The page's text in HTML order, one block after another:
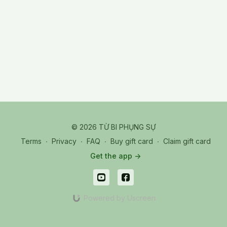
© 2026 TỪ BI PHỤNG SỰ
Terms ∙ Privacy ∙ FAQ ∙ Buy gift card ∙ Claim gift card
Get the app ->
Powered by Uscreen